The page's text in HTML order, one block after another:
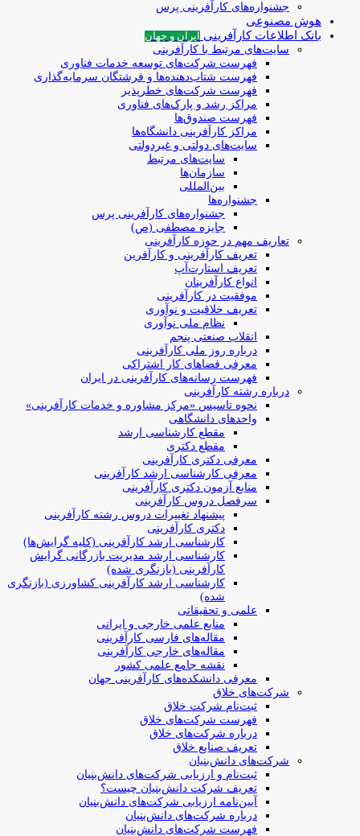
جشنواره‌های کارآفرینی‌ پرس
هوش مصنوعی
بانک اطلاعات کارآفرینی
ایران و جهان
سایت‌های مرتبط با کارآفرینی
فهرست شرکت‌های‌‌ توسعه‌ خدمات فناوری
فهرست شتاب‌دهنده‌ها‌ و فرشتگان‌ سرمایه‌گذاری
فهرست شرکت‌های خطرپذیر
مراکز رشد و پارک‌های فناوری
فهرست صندوق‌ها
مراکز کارآفرینی دانشگاه‌ها
سایت‌های دولتی و غیردولتی
سایت‌های مرتبط
سازمان‌ها
بین‌المللی
جشنواره‌ها
جشنواره‌های کارآفرینی‌ پرس
جایزه مصطفی (ص)
تعاریف مهم در حوزه کارآفرینی
تعریف کارآفرینی و کارآفرین
تعریف استارت‌آپ
انواع کارآفرینان
موفقیت در کارآفرینی
تعریف خلاقیت و نوآوری
نظام ملی نوآوری
انقلاب صنعتی پنجم
درباره روز ملی کارآفرینی
معرفی فضاهای کار اشتراکی
فهرست رسانه‌های کارآفرینی در ایران
درباره رشته کارآفرینی
نحوه تاسیس «مرکز مشاوره و خدمات کارآفرینی»
واحدهای دانشگاهی
مقطع کارشناسی ارشد
مقطع دکتری
معرفی دکتری کارآفرینی
معرفی کارشناسی ارشد کارآفرینی
منابع آزمون دکتری کارآفرینی
سرفصل دروس کارآفرینی
پیشنهاد تغییرات دروس رشته کارآفرینی
دکتری کارآفرینی
کارشناسی ارشد کارآفرینی (کلیه گرایش‌ها)
کارشناسی ارشد مدیریت بازرگانی گرایش
کارآفرینی (بازنگری شده)
کارشناسی ارشد کارآفرینی کشاورزی (بازنگری
شده)
علمی و تحقیقاتی
منابع علمی خارجی و ایرانی
مقاله‌های فارسی کارآفرینی
مقاله‌های خارجی کارآفرینی
نقشه جامع علمی کشور
معرفی دانشکده‌های کارآفرینی جهان
شرکت‌های خلاق
ثبت‌نام شرکت خلاق
فهرست شرکت‌های خلاق
درباره شرکت‌های خلاق
تعریف صنایع خلاق
شرکت‌های دانش‌بنیان
ثبت‌نام و ارزیابی شرکت‌های دانش‌بنیان
تعریف شرکت دانش‌بنیان چیست؟
آیین‌نامه ارزیابی شرکت‌های دانش‌بنیان
درباره شرکت‌های دانش‌بنیان
فهرست شرکت‌های دانش‌بنیان